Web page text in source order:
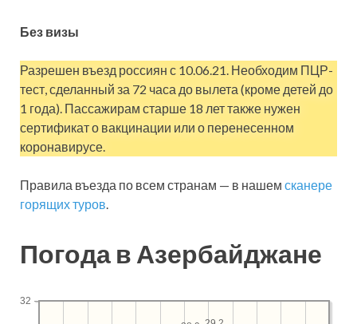
Без визы
Разрешен въезд россиян с 10.06.21. Необходим ПЦР-
тест, сделанный за 72 часа до вылета (кроме детей до
1 года). Пассажирам старше 18 лет также нужен
сертификат о вакцинации или о перенесенном
коронавирусе.
Правила въезда по всем странам — в нашем сканере
горящих туров.
Погода в Азербайджане